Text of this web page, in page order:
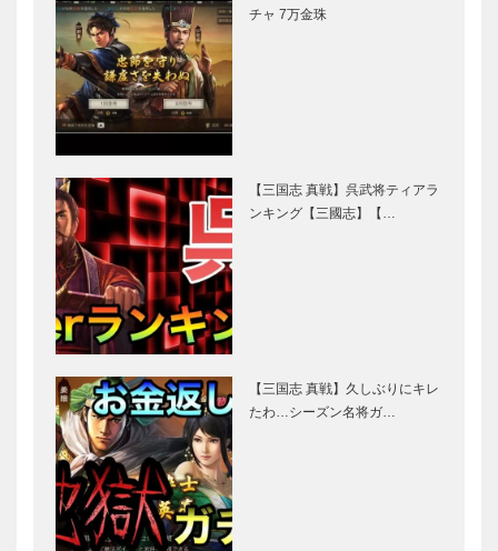
チャ 7万金珠
【三国志 真戦】呉武将ティアラ
ンキング【三國志】【…
【三国志 真戦】久しぶりにキレ
たわ…シーズン名将ガ…